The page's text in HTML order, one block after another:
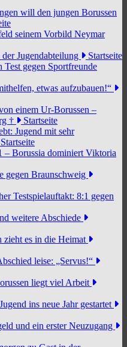
will den jungen Borussen
seinem Vorbild Neymar
der Jugendabteilung
Startseite
Test gegen Sportfreunde
etwas aufzubauen!“
einem Ur-Borussen –
†
Startseite
Jugend mit sehr
Startseite
– Borussia dominiert Viktoria
gegen Braunschweig
Testspielauftakt: 8:1 gegen
weitere Abschiede
zieht es in die Heimat
leise: „Servus!“
liegt viel Arbeit
ins neue Jahr gestartet
und ein erster Neuzugang